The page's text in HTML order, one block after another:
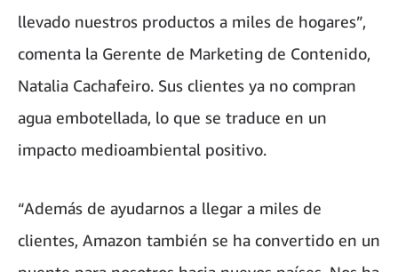
llevado nuestros productos a miles de hogares”,
comenta la Gerente de Marketing de Contenido,
Natalia Cachafeiro. Sus clientes ya no compran
agua embotellada, lo que se traduce en un
impacto medioambiental positivo.
“Además de ayudarnos a llegar a miles de
clientes, Amazon también se ha convertido en un